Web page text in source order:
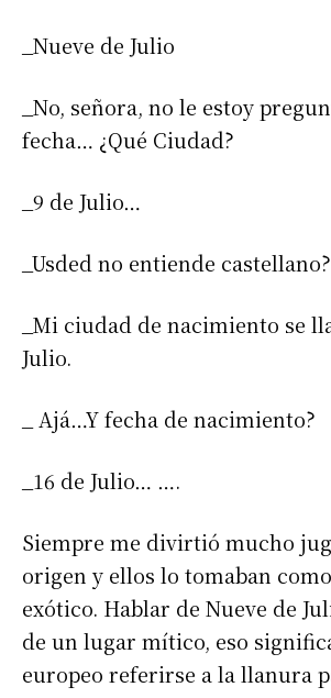
_Nueve de Julio
_No, señora, no le estoy
fecha… ¿Qué Ciudad?
_9 de Julio…
_Usded no entiende castellano?
_Mi ciudad de nacimiento se
Julio.
_ Ajá…Y fecha de nacimiento?
_16 de Julio… ….
Siempre me divirtió mucho
origen y ellos lo tomaban
exótico. Hablar de Nueve de
de un lugar mítico, eso
europeo referirse a la llanura